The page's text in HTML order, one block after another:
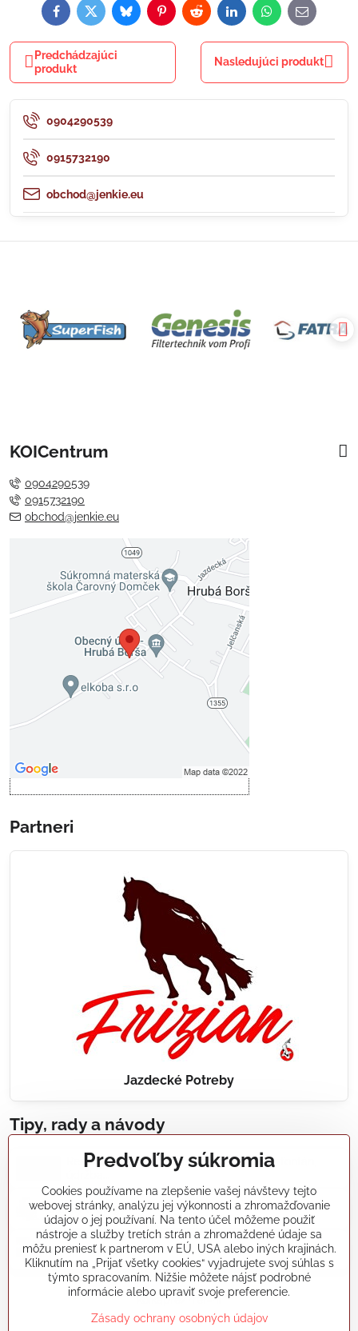
FacebookTwitterBlueskyPinterestRedditLinkedInWhatsApp
E-
mail
Predchádzajúci
produkt
Nasledujúci produkt
0904290539
0915732190
obchod@jenkie.eu
KOICentrum
0904290539
0915732190
obchod@jenkie.eu
Externý obsah je blokovaný
Voľbami súkromia
Prajete si načítať externý obsah?
Povoliť tentokrát
Povoliť a zapamätať - súhlas s
Partneri
Jazdecké Potreby
Tipy, rady a návody
Realizácie záhradných jazierok, bazénov, fontán,
Články a blogy
Rady a návody
koikapre/?ref=hl
Predvoľby súkromia
Cookies používame na zlepšenie vašej návštevy tejto
webovej stránky, analýzu jej výkonnosti a zhromažďovanie
údajov o jej používaní. Na tento účel môžeme použiť
nástroje a služby tretích strán a zhromaždené údaje sa
môžu preniesť k partnerom v EÚ, USA alebo iných krajinách.
Kliknutím na „Prijať všetky cookies“ vyjadrujete svoj súhlas s
týmto spracovaním. Nižšie môžete nájsť podrobné
informácie alebo upraviť svoje preferencie.
Zásady ochrany osobných údajov